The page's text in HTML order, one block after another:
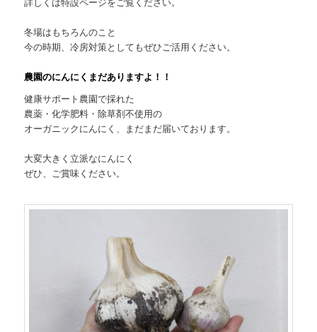
冬場はもちろんのこと
今の時期、冷房対策としてもぜひご活用ください。
農園のにんにくまだありますよ！！
健康サポート農園で採れた
農薬・化学肥料・除草剤不使用の
オーガニックにんにく、まだまだ届いております。
大変大きく立派なにんにく
ぜひ、ご賞味ください。